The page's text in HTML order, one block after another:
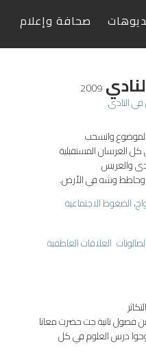
صحافة وإعلام
2009
وانسحب
العرسان المستقبلية
والعريس
وحاطط وشه في الأرض.
،الضغوط الاجتماعية
العلاقات العاطفية
فصول تانية جت حضرت معانا
درس العلوم في كل